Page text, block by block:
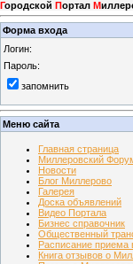
Городской Портал М
Форма входа
Логин:
Пароль:
запомнить
Меню сайта
Главная страница
Миллеровский
Новости
Блог Миллерово
Галерея
Доска объявлений
Видео Портала
Бизнес справочник
Общественный
Расписание приема
Книга отзывов о